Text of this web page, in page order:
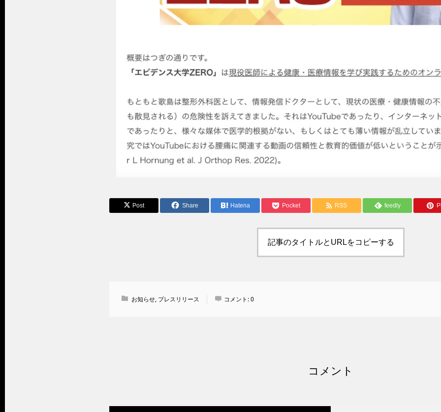
Post Share Hatena Pocket RSS feedly
記事のタイトルとURLをコピーする
お知らせ, プレスリリース コメント:0
コメント